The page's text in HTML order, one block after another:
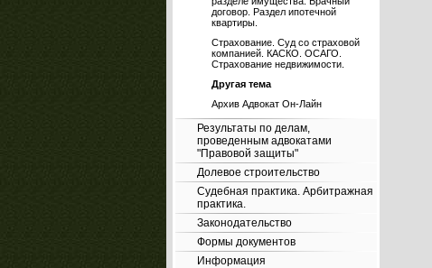
договор. Раздел ипотечной
квартиры.
Страхование. Суд со страховой
компанией. КАСКО. ОСАГО.
Страхование недвижимости.
Другая тема
Архив Адвокат Он-Лайн
Результаты по делам,
проведенным адвокатами
"Правовой защиты"
Долевое строительство
Судебная практика. Арбитражная
практика.
Законодательство
Формы документов
Информация